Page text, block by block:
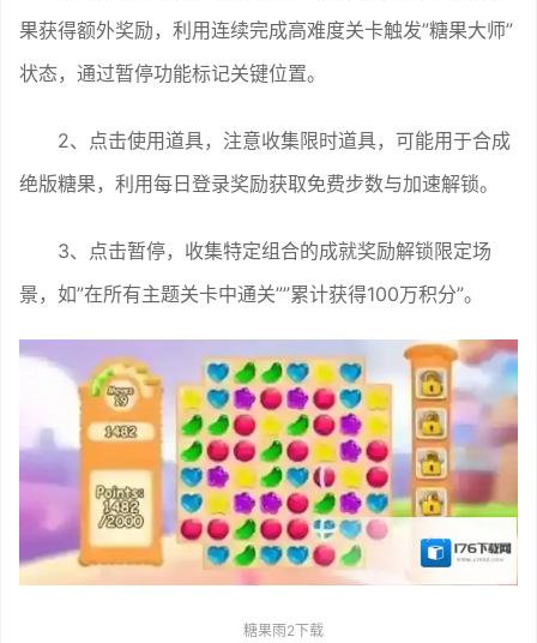
果获得额外奖励，利用连续完成高难度关卡触发”糖果大师”
状态，通过暂停功能标记关键位置。
2、点击使用道具，注意收集限时道具，可能用于合成
绝版糖果，利用每日登录奖励获取免费步数与加速解锁。
3、点击暂停，收集特定组合的成就奖励解锁限定场
景，如”在所有主题关卡中通关””累计获得100万积分”。
糖果雨2下载